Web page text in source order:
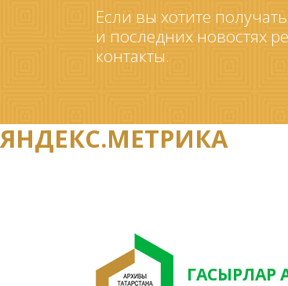
Если вы хотите
и последних новостях
контакты.
ЯНДЕКС.МЕТРИКА
ГАСЫРЛАР